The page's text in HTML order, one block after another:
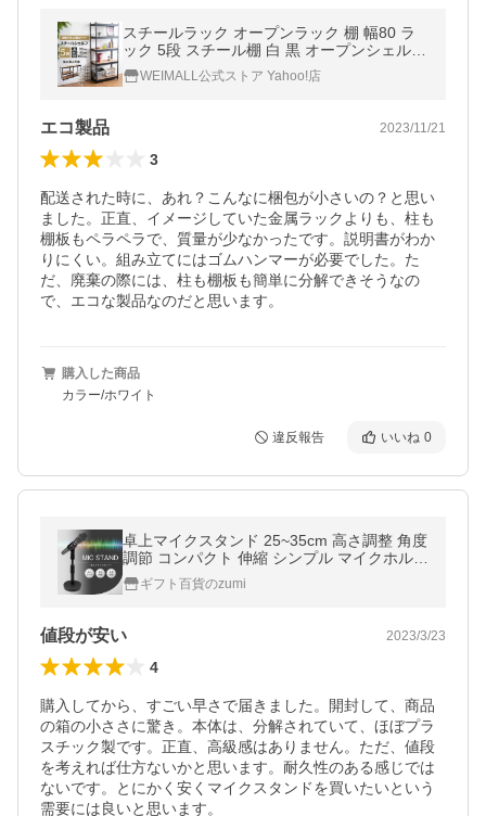
スチールラック オープンラック 棚 幅80 ラ
ック 5段 スチール棚 白 黒 オープンシェルフ
木製 組み換え 高さ調節 ウッドラック 収納ラ
ック 収納棚 本棚 おしゃれ
WEIMALL公式ストア Yahoo!店
エコ製品 2023/11/21
3
配送された時に、あれ？こんなに梱包が小さいの？と思い
ました。正直、イメージしていた金属ラックよりも、柱も
棚板もペラペラで、質量が少なかったです。説明書がわか
りにくい。組み立てにはゴムハンマーが必要でした。た
だ、廃棄の際には、柱も棚板も簡単に分解できそうなの
で、エコな製品なのだと思います。
購入した商品
カラー/ホワイト
違反報告 いいね 0
卓上マイクスタンド 25~35cm 高さ調整 角度
調節 コンパクト 伸縮 シンプル マイクホルダ
ー 倒れにくい 卓上サイズ 回転可能 安定感
簡単ギフト百貨のzumi
値段が安い 2023/3/23
4
購入してから、すごい早さで届きました。開封して、商品
の箱の小ささに驚き。本体は、分解されていて、ほぼプラ
スチック製です。正直、高級感はありません。ただ、値段
を考えれば仕方ないかと思います。耐久性のある感じでは
ないです。とにかく安くマイクスタンドを買いたいという
需要には良いと思います。